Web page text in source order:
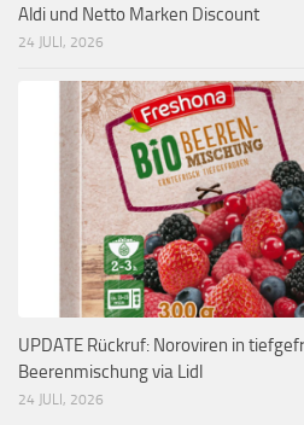
Aldi und Netto Marken Discount
24 JULI, 2026
UPDATE Rückruf: Noroviren in
Beerenmischung via Lidl
24 JULI, 2026